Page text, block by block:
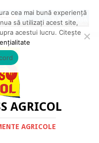
AGRICOL
AGRICOLE
cea mai bună experiență
să utilizați acest site,
acestui lucru. Citește